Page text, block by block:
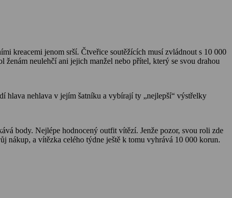
kreacemi jenom srší. Čtveřice soutěžících musí zvládnout s 10 000
neulehčí ani jejich manžel nebo přítel, který se svou drahou
hlava nehlava v jejím šatníku a vybírají ty „nejlepší“ výstřelky
body. Nejlépe hodnocený outfit vítězí. Jenže pozor, svou roli zde
nákup, a vítězka celého týdne ještě k tomu vyhrává 10 000 korun.